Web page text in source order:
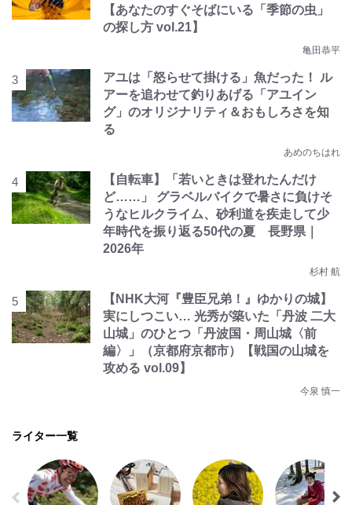
【あなたのすぐそばにいる「季節の虫」
の探し方 vol.21】
亀田恭平
アユは「怒らせて掛ける」魚だった！ ル
アーを追わせて釣りあげる「アユイン
グ」のオリジナリティ＆おもしろさを知
る
あめのちはれ
【自転車】「若いときは登れたんだけ
ど……」 グラベルバイクで暑さに負けそ
うなヒルクライム、砂利道を疾走して少
年時代を振り返る50代の夏 長野県｜
2026年
杉村 航
【NHK大河『豊臣兄弟！』ゆかりの城】
実にしつこい… 光秀が築いた「丹波 二大
山城」のひとつ「丹波国・周山城〈前
編〉」（京都府京都市）【戦国の山城を
攻める vol.09】
今泉 慎一
ライター一覧